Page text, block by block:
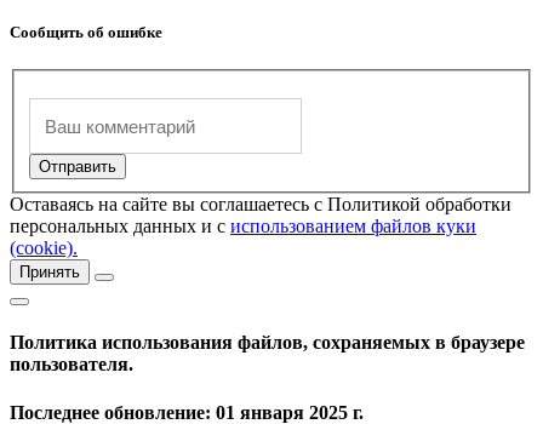
Сообщить об ошибке
Оставаясь на сайте вы соглашаетесь с Политикой обработки
персональных данных и с использованием файлов куки
(cookie).
Принять
Политика использования файлов, сохраняемых в браузере
пользователя.
Последнее обновление: 01 января 2025 г.